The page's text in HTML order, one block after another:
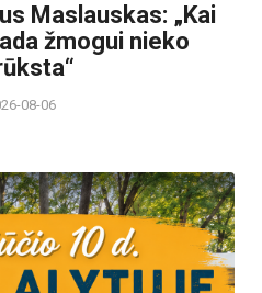
Maslauskas: „Kai
žmogui nieko
08-06